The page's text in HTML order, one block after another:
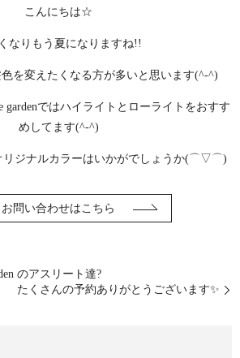
こんにちは☆
なりもう夏になりますね!!
を変えたくなる方が多いと思います(^-^)
gardenではハイライトとローライトをおすす
めしてます(^-^)
リジナルカラーはいかがでしょうか(⌒▽⌒)
お問い合わせはこちら
のアスリート達?
たくさんの予約ありがとうございます✨